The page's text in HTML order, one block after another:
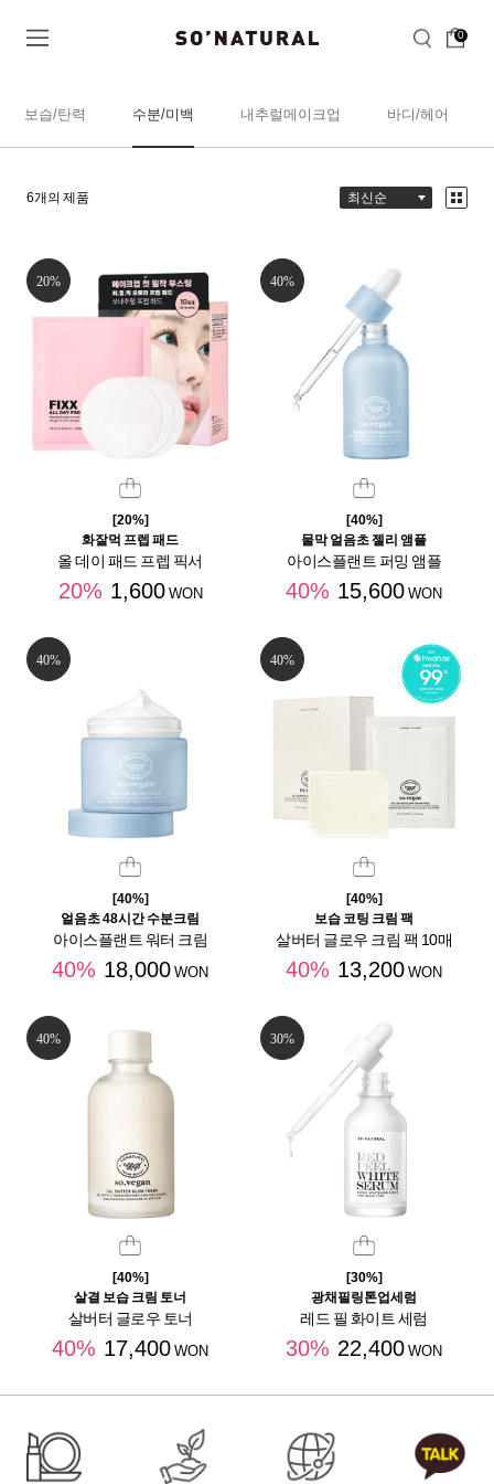
0
보습/탄력 수분/미백 내추럴메이크업 바디/헤어
6개의 제품
20%
[20%]
화잘먹 프렙 패드
올 데이 패드 프렙 픽서
20% 1,600 WON
40%
[40%]
물막 얼음초 젤리 앰플
아이스플랜트 퍼밍 앰플
40% 15,600 WON
40%
[40%]
얼음초 48시간 수분크림
아이스플랜트 워터 크림
40% 18,000 WON
40%
[40%]
보습 코팅 크림 팩
살버터 글로우 크림 팩 10매
40% 13,200 WON
40%
[40%]
살결 보습 크림 토너
살버터 글로우 토너
40% 17,400 WON
30%
[30%]
광채필링톤업세럼
레드 필 화이트 세럼
30% 22,400 WON